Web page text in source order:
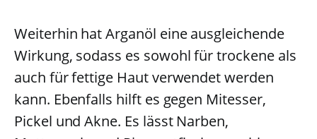
Weiterhin hat Arganöl eine ausgleichende
Wirkung, sodass es sowohl für trockene als
auch für fettige Haut verwendet werden
kann. Ebenfalls hilft es gegen Mitesser,
Pickel und Akne. Es lässt Narben,